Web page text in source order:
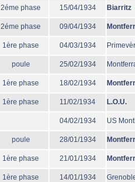
2éme phase 15/04/1934 Biarritz
2éme phase 09/04/1934
1ère phase 04/03/1934
poule 25/02/1934
1ère phase 18/02/1934
1ère phase 11/02/1934 L.O.U.
04/02/1934 US
poule 28/01/1934
1ère phase 21/01/1934
1ère phase 14/01/1934